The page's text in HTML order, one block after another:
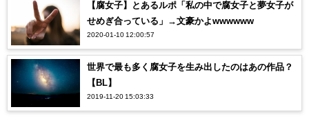
【腐女子】とあるルポ「私の中で腐女子と夢女子が
せめぎ合っている」→文豪かよwwwwww
2020-01-10 12:00:57
世界で最も多く腐女子を生み出したのはあの作品？
【BL】
2019-11-20 15:03:33